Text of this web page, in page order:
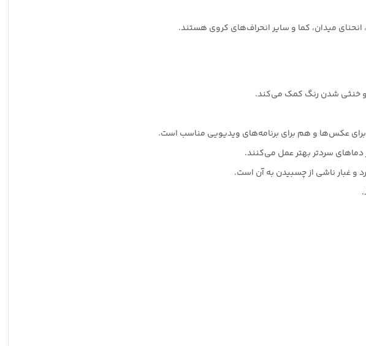
میدان، کما و سایر انحراف‌های کروی هستند.
و خنثی شدن رنگ کمک می‌کند.
دماهای سردتر بهتر عمل می‌کنند.